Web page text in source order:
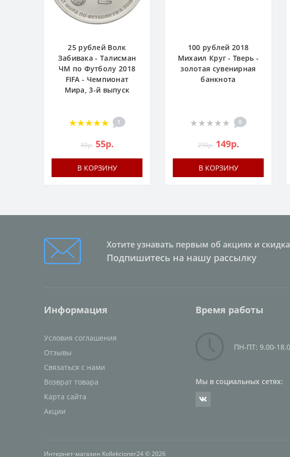
25 рублей Волк
Забивака - Талисман
ЧМ по Футболу 2018
FIFA - Чемпионат
Мира, 3-й выпуск
1
80р. 55р.
В КОРЗИНУ
100 рублей 2018
Михаил Круг - Тверь -
золотая сувенирная
банкнота
0
290р. 149р.
В КОРЗИНУ
Хотите узнавать первым об акциях и
Подпишитесь на нашу рассылку
Информация
Условия соглашения
Отзывы
Связаться с нами
Возврат товара
Карта сайта
Акции
Время работы
ПН-ПТ: 9.00-
Мы в социальных сетях:
Интернет-магазин Kollekcioner24 © 2026